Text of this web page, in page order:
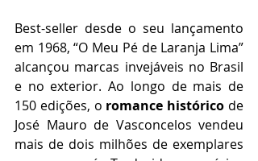
Best-seller desde o seu lançamento
em 1968, “O Meu Pé de Laranja Lima”
alcançou marcas invejáveis no Brasil
e no exterior. Ao longo de mais de
150 edições, o romance histórico de
José Mauro de Vasconcelos vendeu
mais de dois milhões de exemplares